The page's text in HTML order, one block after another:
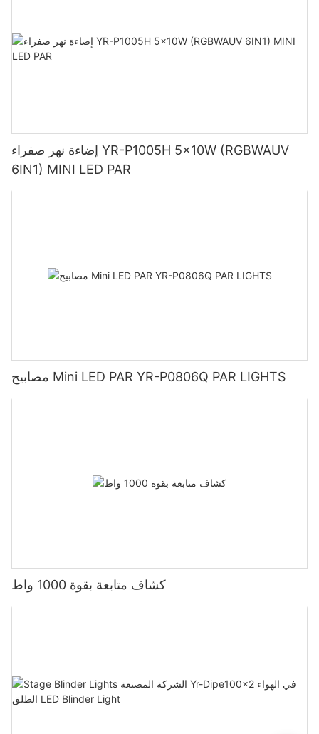
إضاءة نهر صفراء YR-P1005H 5x10W (RGBWAUV
6IN1) MINI LED PAR
مصابيح Mini LED PAR YR-P0806Q PAR LIGHTS
كشاف متابعة بقوة 1000 واط